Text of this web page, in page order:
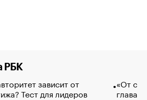
РБК
зависит от
Тест для лидеров
«От
глава